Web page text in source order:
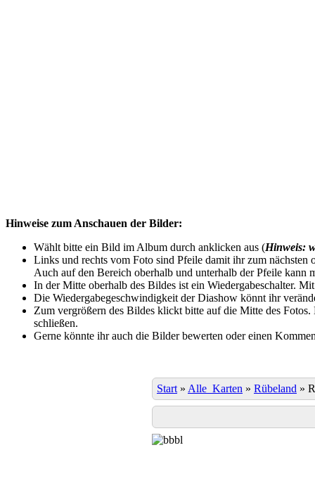
Hinweise zum Anschauen der Bilder:
Wählt bitte ein Bild im Album durch anklicken aus (Hinweis:
Links und rechts vom Foto sind Pfeile damit ihr zum
Auch auf den Bereich oberhalb und unterhalb der Pfeile kann
In der Mitte oberhalb des Bildes ist ein Wiedergabeschalter.
Die Wiedergabegeschwindigkeit der Diashow könnt ihr
Zum vergrößern des Bildes klickt bitte auf die Mitte des
schließen.
Gerne könnte ihr auch die Bilder bewerten oder einen
Start » Alle_Karten » Rübeland »